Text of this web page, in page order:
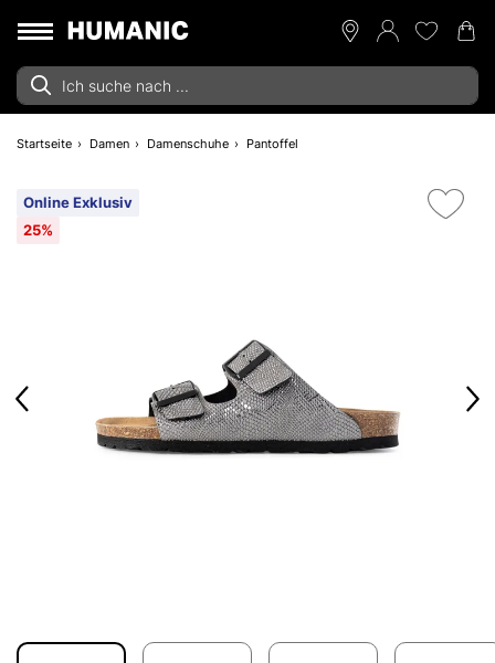
Startseite Damen Damenschuhe Pantoffel
Online Exklusiv
25%